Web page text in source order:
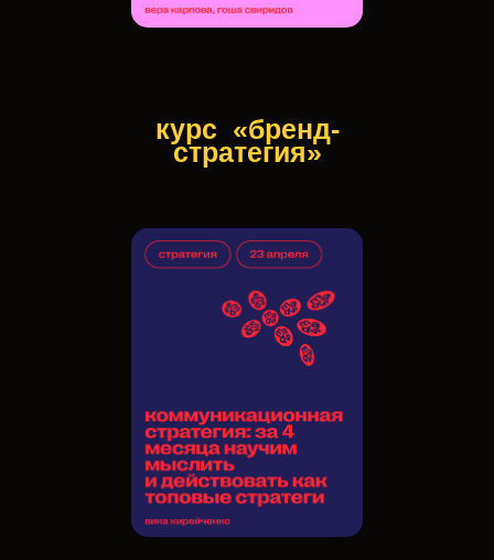
курс «бренд-
стратегия»